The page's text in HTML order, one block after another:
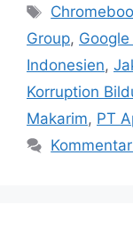
Group,
Indonesien,
Korruption
Makarim, PT